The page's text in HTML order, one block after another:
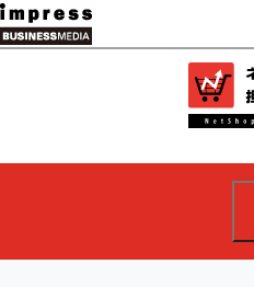
メ
イ
ン
ツ